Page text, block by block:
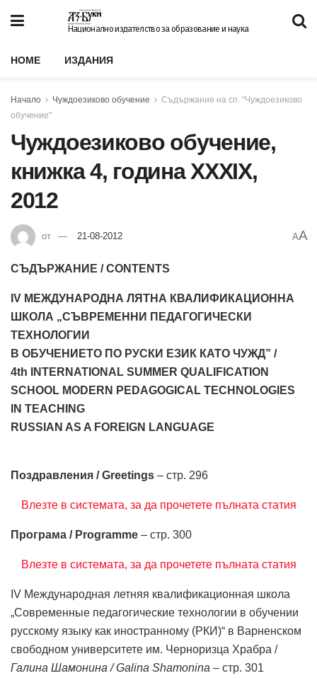
Национално издателство за образование и наука
HOME ИЗДАНИЯ
Начало Чуждоезиково обучение
Съдържание на сп. "Чуждоезиково
обучение"
Чуждоезиково обучение,
книжка 4, година XXXIX,
2012
от 21-08-2012 AA
СЪДЪРЖАНИЕ / CONTENTS
IV МЕЖДУНАРОДНА ЛЯТНА КВАЛИФИКАЦИОННА
ШКОЛА „СЪВРЕМЕННИ ПЕДАГОГИЧЕСКИ
ТЕХНОЛОГИИ
В ОБУЧЕНИЕТО ПО РУСКИ ЕЗИК КАТО ЧУЖД” /
4th INTERNATIONAL SUMMER QUALIFICATION
SCHOOL MODERN PEDAGOGICAL TECHNOLOGIES
IN TEACHING
RUSSIAN AS A FOREIGN LANGUAGE
Поздравления / Greetings – стр. 296
Влезте в системата, за да прочетете пълната статия
Програма / Programme – стр. 300
Влезте в системата, за да прочетете пълната статия
IV Международная летняя квалификационная школа
„Современные педагогические технологии в обучении
русскому языку как иностранному (РКИ)“ в Варненском
свободном университете им. Черноризца Храбра /
Галина Шамонина / Galina Shamonina – стр. 301